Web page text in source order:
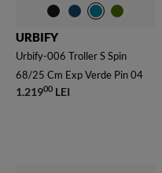
URBIFY
Urbify-006 Troller S Spin
68/25 Cm Exp Verde Pin 04
1.21900 LEI